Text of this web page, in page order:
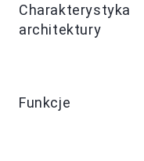
Charakterystyka
architektury
Funkcje